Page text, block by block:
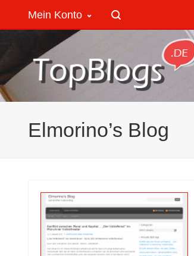
Mein Konto
Elmorino’s Blog